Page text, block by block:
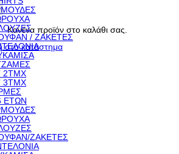
Κανένα προϊόν στο καλάθι σας.
στο κατάστημα
/ ΖΑΚΕΤΕΣ
2ΤΜΧ
3ΤΜΧ
ΕΤΩΝ
ΖΑΚΕΤΕΣ